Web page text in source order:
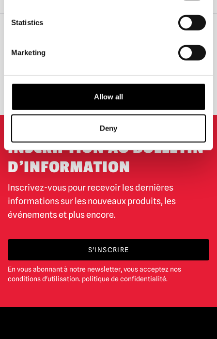
Statistics
Marketing
Allow all
Deny
EXPÉDITION DANS LE MONDE ENTIER
LA PLUS GRANDE GAMME DU
ÉCHANGE OU RETOUR DEMANDES SUR MESURE
INSCRIPTION AU BULLETIN
D'INFORMATION
Inscrivez-vous pour recevoir les dernières
informations sur les nouveaux produits, les
événements et plus encore.
S'INSCRIRE
En vous abonnant à notre newsletter, vous acceptez nos
conditions d'utilisation. politique de confidentialité.